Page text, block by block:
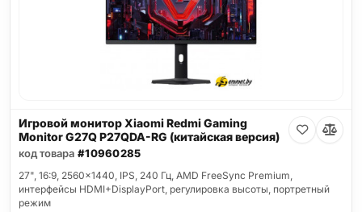
Игровой монитор Xiaomi Redmi Gaming
Monitor G27Q P27QDA-RG (китайская версия)
код товара #10960285
27", 16:9, 2560x1440, IPS, 240 Гц, AMD FreeSync Premium,
интерфейсы HDMI+DisplayPort, регулировка высоты, портретный
режим